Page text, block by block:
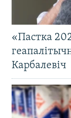
«Пастка
Карбалевіч